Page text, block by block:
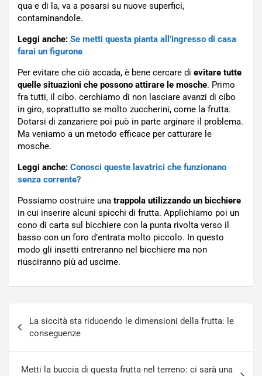
qua e di la, va a posarsi su nuove superfici,
contaminandole.
Leggi anche: Se metti questa pianta all’ingresso di casa
farai un figurone
Per evitare che ciò accada, è bene cercare di evitare tutte
quelle situazioni che possono attirare le mosche. Primo
fra tutti, il cibo. cerchiamo di non lasciare avanzi di cibo
in giro, soprattutto se molto zuccherini, come la frutta.
Dotarsi di zanzariere poi può in parte arginare il problema.
Ma veniamo a un metodo efficace per catturare le
mosche.
Leggi anche: Conosci queste lavatrici che funzionano
senza corrente?
Possiamo costruire una trappola utilizzando un bicchiere
in cui inserire alcuni spicchi di frutta. Applichiamo poi un
cono di carta sul bicchiere con la punta rivolta verso il
basso con un foro d’entrata molto piccolo. In questo
modo gli insetti entreranno nel bicchiere ma non
riusciranno più ad uscirne.
articoli
La siccità sta riducendo le dimensioni della frutta: le
conseguenze
Metti la buccia di questa frutta nel terreno: ci sarà una